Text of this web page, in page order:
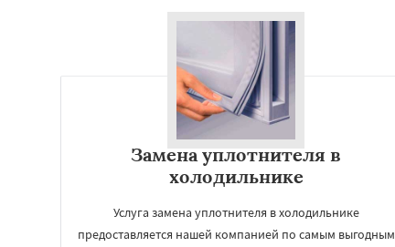
Замена уплотнителя в
холодильнике
Услуга замена уплотнителя в холодильнике
предоставляется нашей компанией по самым выгодным